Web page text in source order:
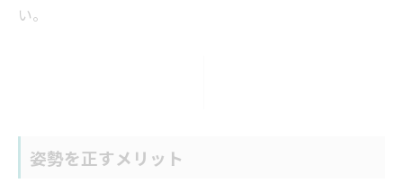
い。
姿勢を正すメリット